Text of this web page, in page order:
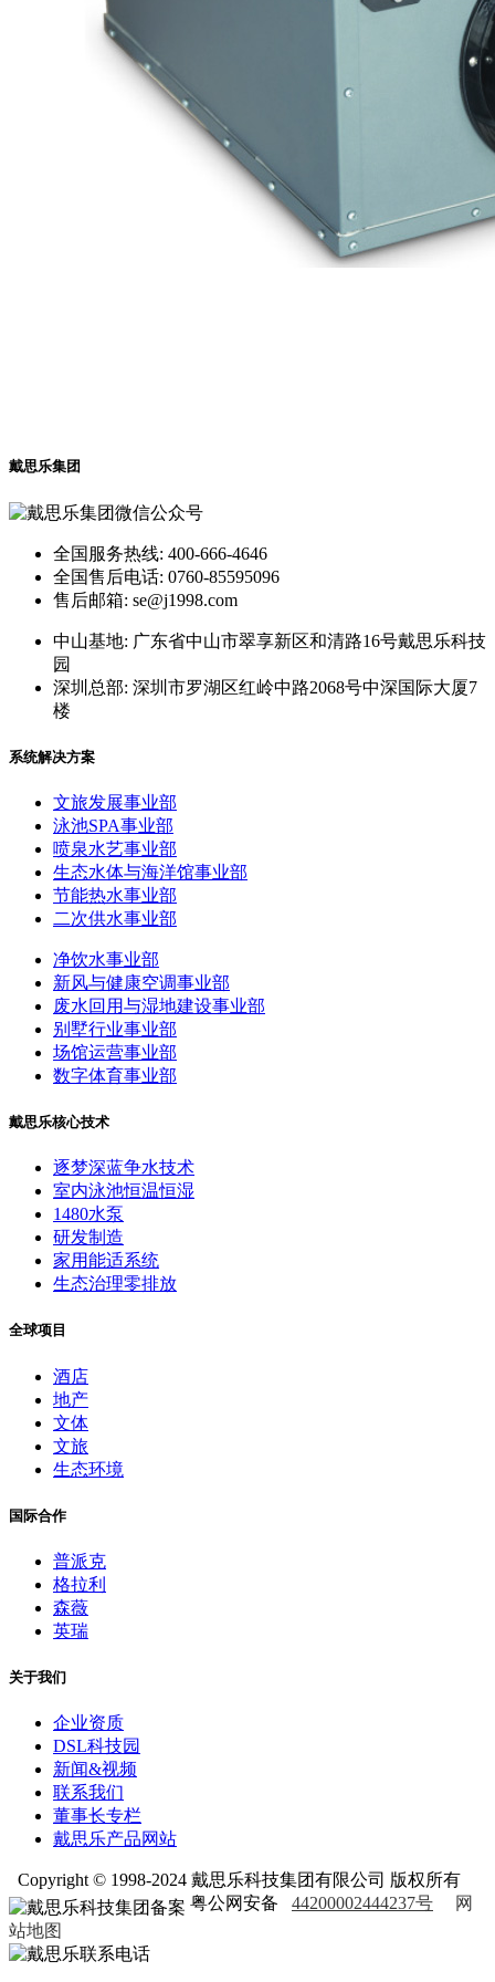
戴思乐集团
全国服务热线: 400-666-4646
全国售后电话: 0760-85595096
售后邮箱: se@j1998.com
中山基地: 广东省中山市翠享新区和清路16号戴思乐科技
园
深圳总部: 深圳市罗湖区红岭中路2068号中深国际大厦7
楼
系统解决方案
文旅发展事业部
泳池SPA事业部
喷泉水艺事业部
生态水体与海洋馆事业部
节能热水事业部
二次供水事业部
净饮水事业部
新风与健康空调事业部
废水回用与湿地建设事业部
别墅行业事业部
场馆运营事业部
数字体育事业部
戴思乐核心技术
逐梦深蓝争水技术
室内泳池恒温恒湿
1480水泵
研发制造
家用能适系统
生态治理零排放
全球项目
酒店
地产
文体
文旅
生态环境
国际合作
普派克
格拉利
森薇
英瑞
关于我们
企业资质
DSL科技园
新闻&视频
联系我们
董事长专栏
戴思乐产品网站
Copyright © 1998-2024 戴思乐科技集团有限公司 版权所有
粤公网安备 44200002444237号
网
站地图